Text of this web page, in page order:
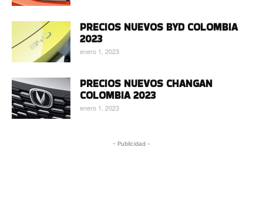
PRECIOS NUEVOS BYD COLOMBIA
2023
enero 1, 2023
PRECIOS NUEVOS CHANGAN
COLOMBIA 2023
enero 1, 2023
- Publicidad -